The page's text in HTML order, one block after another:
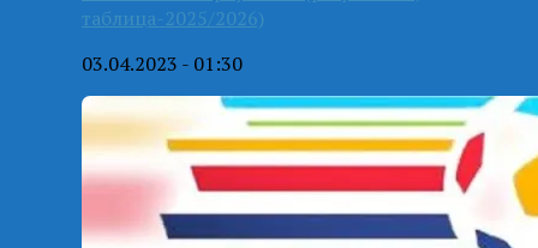
таблица-2025/2026)
03.04.2023 - 01:30